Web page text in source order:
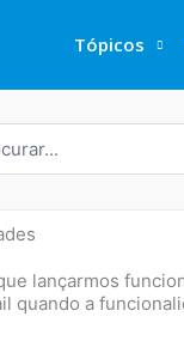
Tópicos
lançarmos
quando a